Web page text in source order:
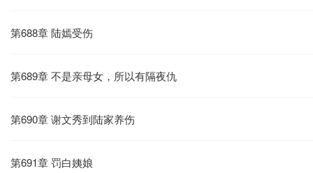
第688章 陆嫣受伤
第689章 不是亲母女，所以有隔夜仇
第690章 谢文秀到陆家养伤
第691章 罚白姨娘